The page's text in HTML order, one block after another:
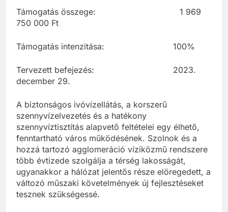
Támogatás összege: 1 969
750 000 Ft
Támogatás intenzitása: 100%
Tervezett befejezés: 2023.
december 29.
A biztonságos ivóvízellátás, a korszerű
szennyvízelvezetés és a hatékony
szennyvíztisztítás alapvető feltételei egy élhető,
fenntartható város működésének. Szolnok és a
hozzá tartozó agglomeráció víziközmű rendszere
több évtizede szolgálja a térség lakosságát,
ugyanakkor a hálózat jelentős része elöregedett, a
változó műszaki követelmények új fejlesztéseket
tesznek szükségessé.